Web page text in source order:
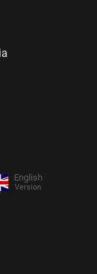
English
Version